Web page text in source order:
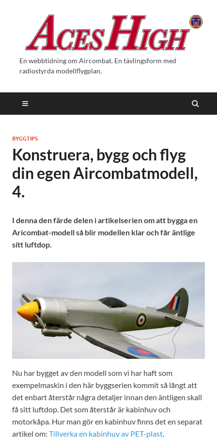
En webbtidning om Aircombat. En tävlingsform med
radiostyrda modellflygplan.
BYGGTIPS
Konstruera, bygg och flyg
din egen Aircombatmodell,
4.
I denna den färde delen i artikelserien om att bygga en
Aricombat-modell så blir modellen klar och får äntlige
sitt luftdop.
Nu har bygget av den modell som vi har haft som
exempelmaskin i den här byggserien kommit så långt att
det enbart återstår några detaljer innan den äntligen skall
få sitt luftdop. Det som återstår är kabinhuv och
motorkåpa. Hur man gör en kabinhuv finns det en separat
artikel om: Tillverka en kabinhuv av PET-plast